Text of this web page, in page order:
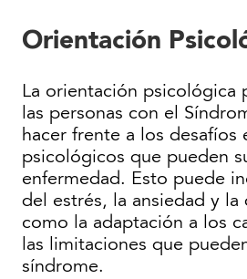
Orientación
La orientación psicológica
las personas con el
hacer frente a los desafíos
psicológicos que pueden
enfermedad. Esto puede
del estrés, la ansiedad y la
como la adaptación a los
las limitaciones que
síndrome.